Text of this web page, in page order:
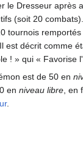
le Dresseur après
(soit 20
tournois
est décrit comme
! » qui « Favorise l'
est de 50 en
en niveau libre ,
.